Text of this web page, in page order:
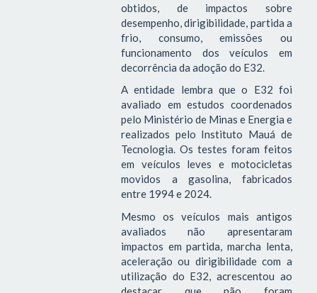
obtidos, de impactos sobre
desempenho, dirigibilidade, partida a
frio, consumo, emissões ou
funcionamento dos veículos em
decorrência da adoção do E32.
A entidade lembra que o E32 foi
avaliado em estudos coordenados
pelo Ministério de Minas e Energia e
realizados pelo Instituto Mauá de
Tecnologia. Os testes foram feitos
em veículos leves e motocicletas
movidos a gasolina, fabricados
entre 1994 e 2024.
Mesmo os veículos mais antigos
avaliados não apresentaram
impactos em partida, marcha lenta,
aceleração ou dirigibilidade com a
utilização do E32, acrescentou ao